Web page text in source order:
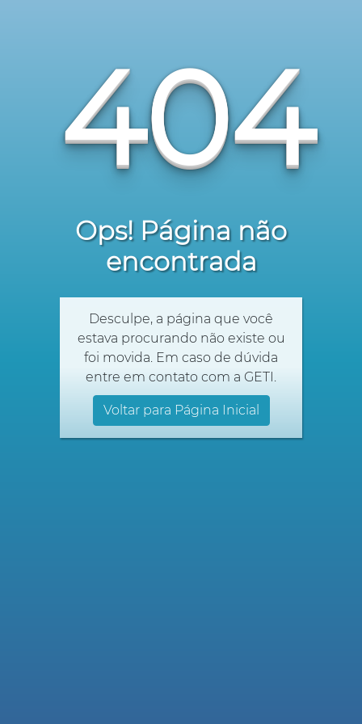
404
Ops! Página não
encontrada
Desculpe, a página que você
estava procurando não existe ou
foi movida. Em caso de dúvida
entre em contato com a GETI.
Voltar para Página Inicial